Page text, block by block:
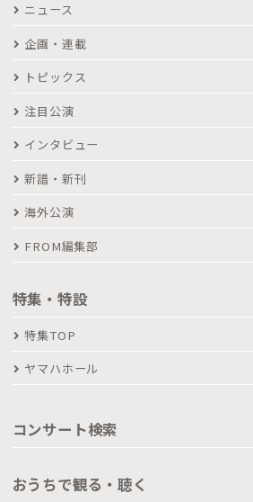
ニュース
企画・連載
トピックス
注目公演
インタビュー
新譜・新刊
海外公演
FROM編集部
特集・特設
特集TOP
ヤマハホール
コンサート検索
おうちで観る・聴く